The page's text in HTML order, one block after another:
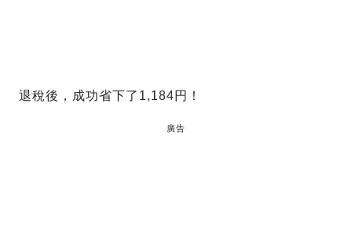
退稅後，成功省下了1,184円！
廣告